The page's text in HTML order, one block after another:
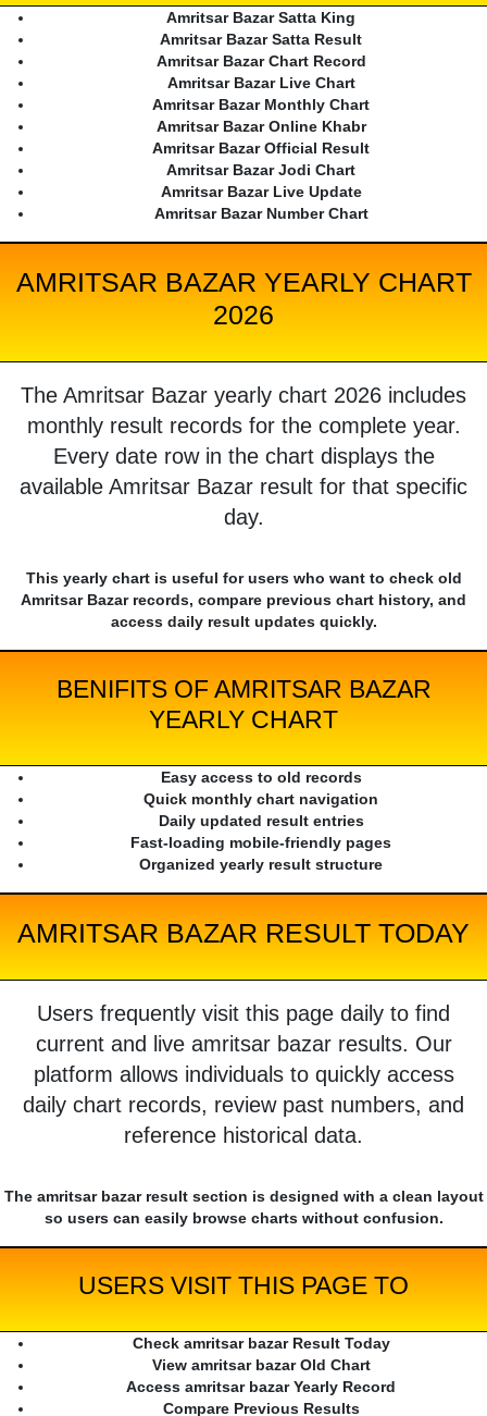
Amritsar Bazar Satta King
Amritsar Bazar Satta Result
Amritsar Bazar Chart Record
Amritsar Bazar Live Chart
Amritsar Bazar Monthly Chart
Amritsar Bazar Online Khabr
Amritsar Bazar Official Result
Amritsar Bazar Jodi Chart
Amritsar Bazar Live Update
Amritsar Bazar Number Chart
AMRITSAR BAZAR YEARLY CHART
2026
The Amritsar Bazar yearly chart 2026 includes
monthly result records for the complete year.
Every date row in the chart displays the
available Amritsar Bazar result for that specific
day.
This yearly chart is useful for users who want to check old
Amritsar Bazar records, compare previous chart history, and
access daily result updates quickly.
BENIFITS OF AMRITSAR BAZAR
YEARLY CHART
Easy access to old records
Quick monthly chart navigation
Daily updated result entries
Fast-loading mobile-friendly pages
Organized yearly result structure
AMRITSAR BAZAR RESULT TODAY
Users frequently visit this page daily to find
current and live amritsar bazar results. Our
platform allows individuals to quickly access
daily chart records, review past numbers, and
reference historical data.
The amritsar bazar result section is designed with a clean layout
so users can easily browse charts without confusion.
USERS VISIT THIS PAGE TO
Check amritsar bazar Result Today
View amritsar bazar Old Chart
Access amritsar bazar Yearly Record
Compare Previous Results